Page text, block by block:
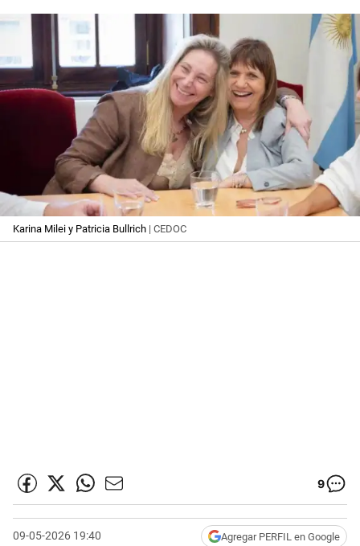
Karina Milei y Patricia Bullrich | CEDOC
9
09-05-2026 19:40 Agregar PERFIL en Google